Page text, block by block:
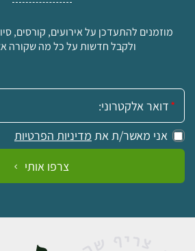
מוזמנים להתעדכן על אירועים, קורסים,
ולקבל חדשות על כל מה שקורה
אימייל:
אני מאשר/ת את מדיניות הפרטיות
צרפו אותי